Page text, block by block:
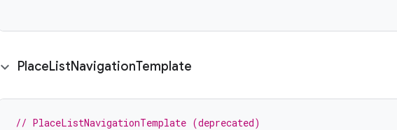
PlaceListNavigationTemplate
// PlaceListNavigationTemplate (deprecated)